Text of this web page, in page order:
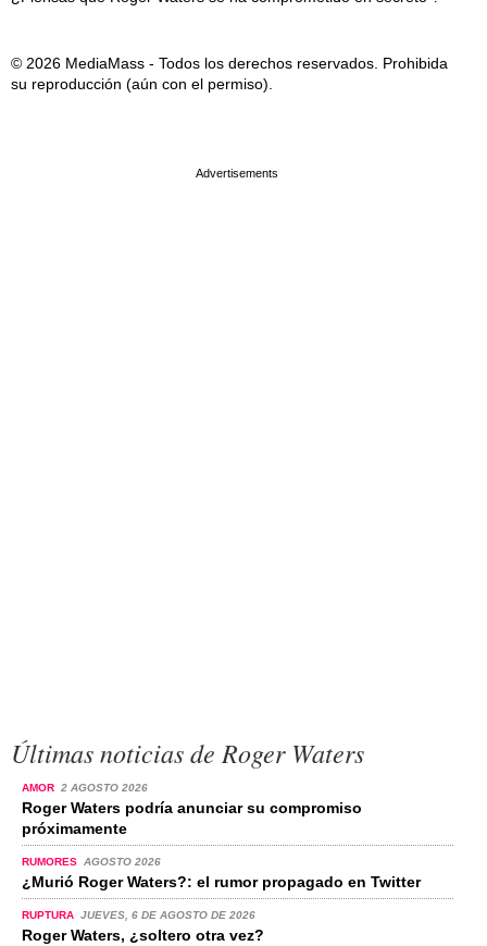
© 2026 MediaMass - Todos los derechos reservados. Prohibida
su reproducción (aún con el permiso).
Últimas noticias de Roger Waters
AMOR 2 AGOSTO 2026
Roger Waters podría anunciar su compromiso
próximamente
RUMORES AGOSTO 2026
¿Murió Roger Waters?: el rumor propagado en Twitter
RUPTURA JUEVES, 6 DE AGOSTO DE 2026
Roger Waters, ¿soltero otra vez?